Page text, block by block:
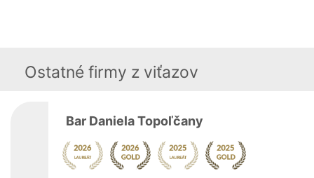
Ostatné firmy z viťazov
Bar Daniela Topoľčany